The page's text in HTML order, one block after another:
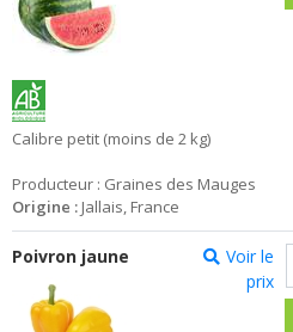
Calibre petit (moins de 2 kg)
Producteur : Graines des Mauges
Origine : Jallais, France
Poivron jaune
Voir le
prix